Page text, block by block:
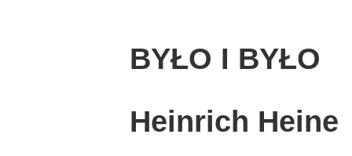
BYŁO I BYŁO
Heinrich Heine